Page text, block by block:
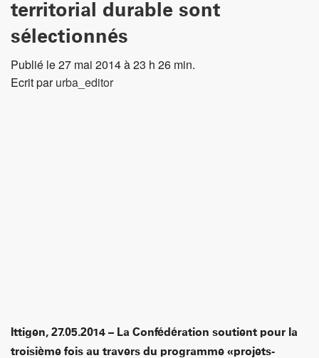
des projets novateurs émanant des communes,
régions, agglomérations et cantons. Parmi les 149
bénéficieront d’un soutien d’environ 3,7 millions de
francs pour la période 2014-2018.
d’Etat à l’économie (SECO).